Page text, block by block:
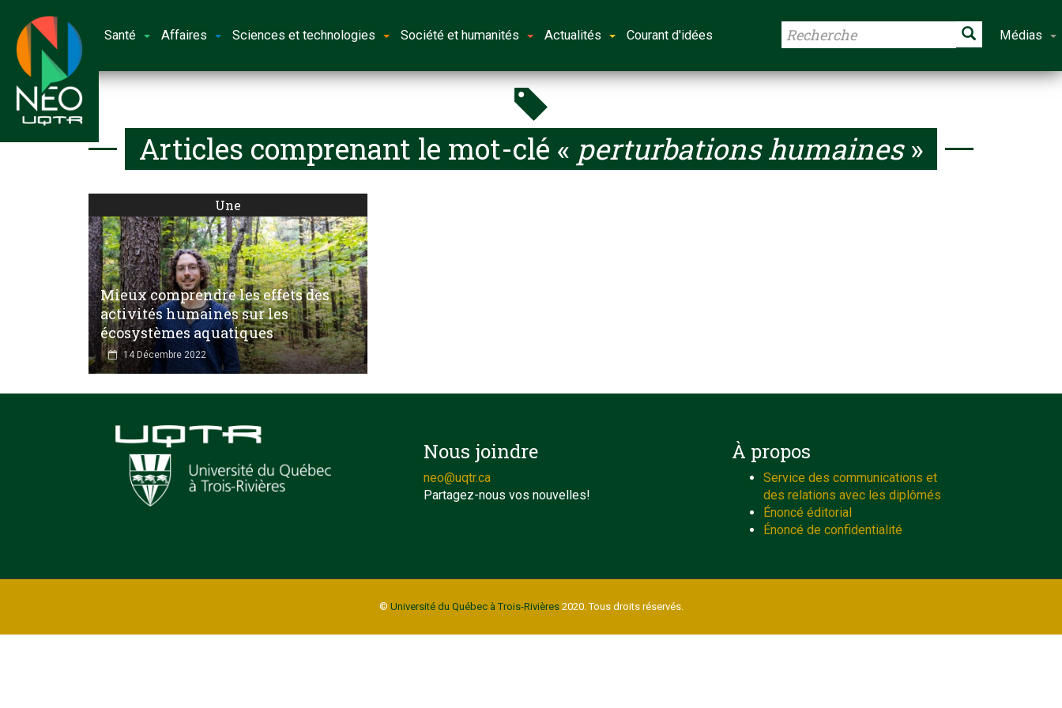
Santé Affaires Sciences et technologies Société et humanités Actualités Courant d'idées Médias
Articles comprenant le mot-clé « perturbations humaines»
Une
Mieux comprendre les effets des
activités humaines sur les
écosystèmes aquatiques
14 Décembre 2022
Nous joindre
neo@uqtr.ca
Partagez-nous vos nouvelles!
À propos
Service des communications et
des relations avec les diplômés
Énoncé éditorial
Énoncé de confidentialité
© Université du Québec à Trois-Rivières2020. Tous droits réservés.